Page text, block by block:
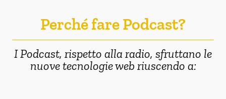
Perché fare Podcast?
I Podcast, rispetto alla radio, sfruttano le
nuove tecnologie web riuscendo a: